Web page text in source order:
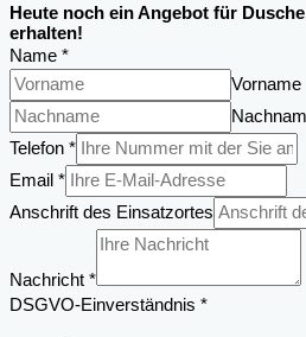
Heute noch ein Angebot für
erhalten!
Name *
Vorname
Anschrift
des
Telefon *
Email *
Anschrift des Einsatzortes
Nachricht *
DSGVO-Einverständnis *